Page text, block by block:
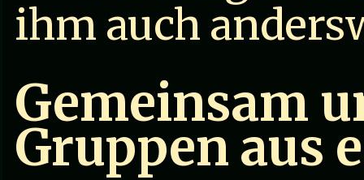
ihm auch
Gemeinsam
Gruppen aus